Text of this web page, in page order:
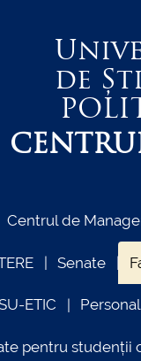
de
Centrul de
Senate
ETIC
pentru studenții